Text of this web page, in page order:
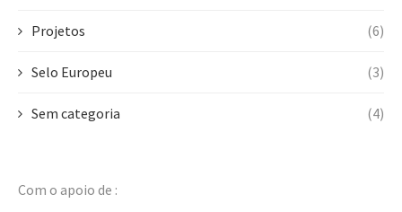
Projetos (6)
Selo Europeu (3)
Sem categoria (4)
Com o apoio de :